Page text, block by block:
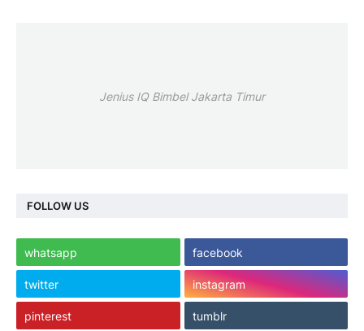
Jenius IQ Bimbel Jakarta Timur
FOLLOW US
whatsapp facebook
twitter instagram
pinterest tumblr